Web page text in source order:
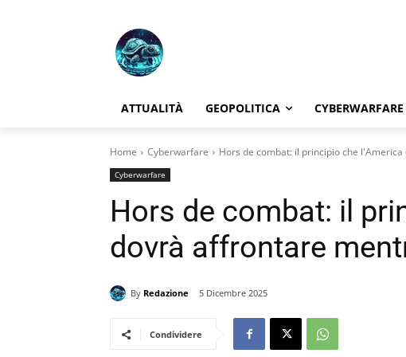
ATTUALITÀ GEOPOLITICA CYBERWARFARE
Home Cyberwarfare Hors de combat: il principio che
Cyberwarfare
Hors de combat: il
dovrà affrontare
By Redazione 5 Dicembre 2025
Condividere